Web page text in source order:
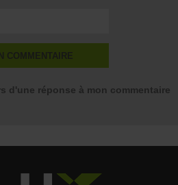
d'une réponse à mon commentaire